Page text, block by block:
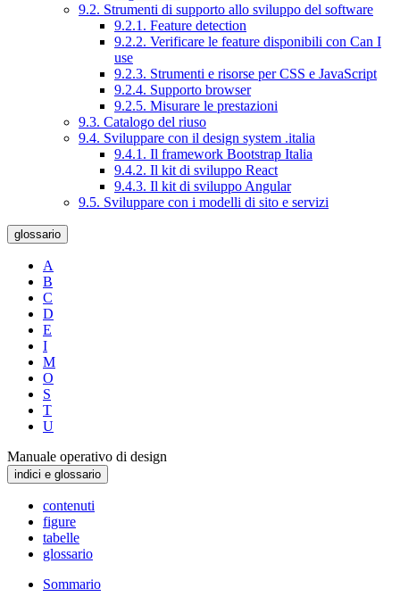
9.2. Strumenti di supporto allo sviluppo del software
9.2.1. Feature detection
9.2.2. Verificare le feature disponibili con Can I
use
9.2.3. Strumenti e risorse per CSS e JavaScript
9.2.4. Supporto browser
9.2.5. Misurare le prestazioni
9.3. Catalogo del riuso
9.4. Sviluppare con il design system .italia
9.4.1. Il framework Bootstrap Italia
9.4.2. Il kit di sviluppo React
9.4.3. Il kit di sviluppo Angular
9.5. Sviluppare con i modelli di sito e servizi
glossario
A
B
C
D
E
I
M
O
S
T
U
Manuale operativo di design
indici e glossario
contenuti
figure
tabelle
glossario
Sommario